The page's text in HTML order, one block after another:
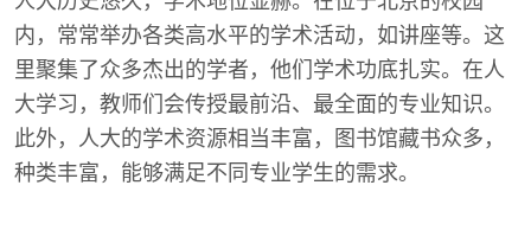
内，常常举办各类高水平的学术活动，如讲座等。这
里聚集了众多杰出的学者，他们学术功底扎实。在人
大学习，教师们会传授最前沿、最全面的专业知识。
此外，人大的学术资源相当丰富，图书馆藏书众多，
种类丰富，能够满足不同专业学生的需求。